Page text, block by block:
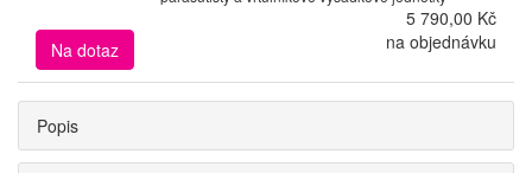
5 790,00 Kč
Na dotaz
na objednávku
Popis